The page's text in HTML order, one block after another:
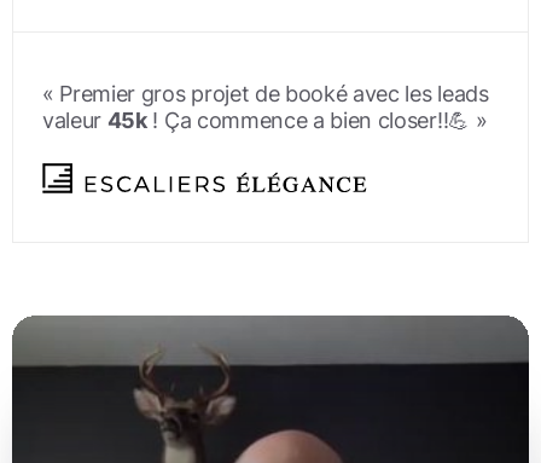
« Premier gros projet de booké avec les leads
valeur 45k! Ça commence a bien closer!!💪 »